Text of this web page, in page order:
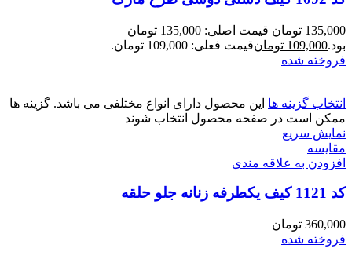
135,000 تومان
قیمت اصلی: 135,000 تومان
بود.109,000 تومانقیمت فعلی: 109,000 تومان.
فروخته شده
انتخاب گزینه ها این محصول دارای انواع مختلفی می باشد. گزینه ها
ممکن است در صفحه محصول انتخاب شوند
نمایش سریع
مقايسه
افزودن به علاقه مندی
کد 1121 کیف یکطرفه زنانه جلو حلقه
360,000 تومان
فروخته شده